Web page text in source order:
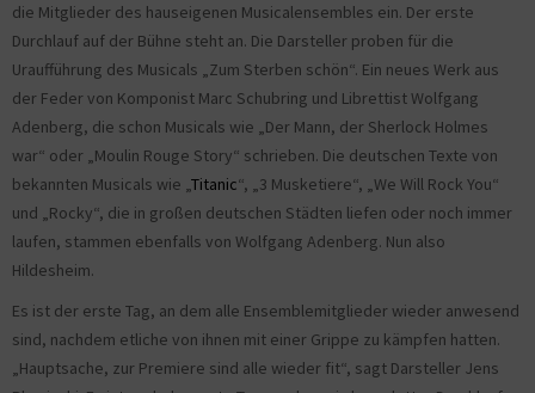
die Mitglieder des hauseigenen Musicalensembles ein. Der erste
Durchlauf auf der Bühne steht an. Die Darsteller proben für die
Uraufführung des Musicals „Zum Sterben schön“. Ein neues Werk aus
der Feder von Komponist Marc Schubring und Librettist Wolfgang
Adenberg, die schon Musicals wie „Der Mann, der Sherlock Holmes
war“ oder „Moulin Rouge Story“ schrieben. Die deutschen Texte von
bekannten Musicals wie „Titanic“, „3 Musketiere“, „We Will Rock You“
und „Rocky“, die in großen deutschen Städten liefen oder noch immer
laufen, stammen ebenfalls von Wolfgang Adenberg. Nun also
Hildesheim.
Es ist der erste Tag, an dem alle Ensemblemitglieder wieder anwesend
sind, nachdem etliche von ihnen mit einer Grippe zu kämpfen hatten.
„Hauptsache, zur Premiere sind alle wieder fit“, sagt Darsteller Jens